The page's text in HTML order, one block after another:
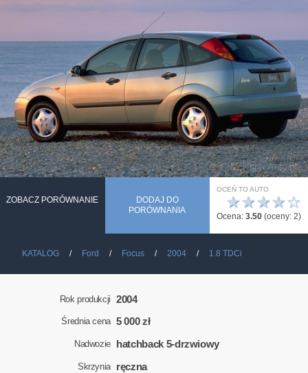
ZOBACZ PORÓWNANIE
DODAJ DO
PORÓWNANIA
OCEŃ TO AUTO
☆
★
★
★
★
Ocena: 3.50 (oceny: 2)
KATALOG Ford Focus 2004 1.8 TDCi
Rok produkcji 2004
Średnia cena 5 000 zł
Nadwozie hatchback 5-drzwiowy
Skrzynia ręczna